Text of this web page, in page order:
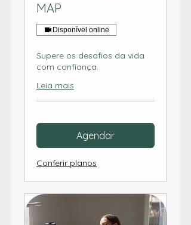
MAP
Disponível online
Supere os desafios da vida
com confiança.
Leia mais
Agendar
Conferir planos